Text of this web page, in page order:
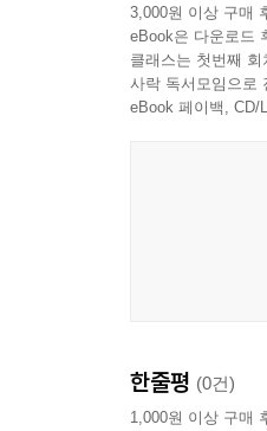
3,000원 이상 구매
eBook은 다운로드
클래스는 첫번째
사락 독서모임으로
eBook 페이백, CD/
한줄평 (0건)
1,000원 이상 구매